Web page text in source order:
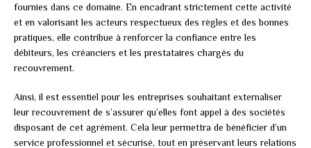
fournies dans ce domaine. En encadrant strictement cette activité
et en valorisant les acteurs respectueux des règles et des bonnes
pratiques, elle contribue à renforcer la confiance entre les
débiteurs, les créanciers et les prestataires chargés du
recouvrement.
Ainsi, il est essentiel pour les entreprises souhaitant externaliser
leur recouvrement de s’assurer qu’elles font appel à des sociétés
disposant de cet agrément. Cela leur permettra de bénéficier d’un
service professionnel et sécurisé, tout en préservant leurs relations